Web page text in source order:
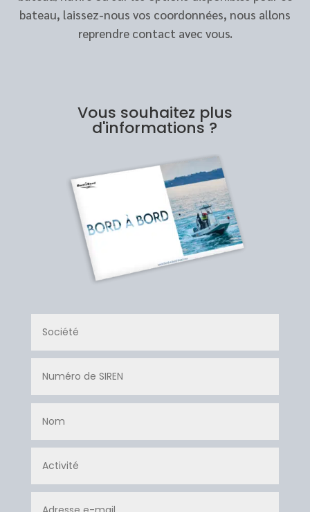
bateau, laissez-nous vos coordonnées, nous allons
reprendre contact avec vous.
Vous souhaitez plus
d'informations ?